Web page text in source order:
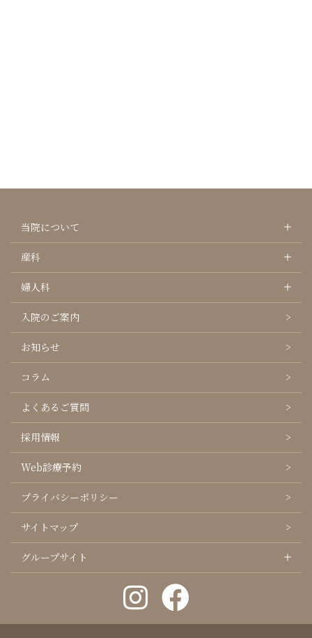
当院について
産科
婦人科
入院のご案内
お知らせ
コラム
よくあるご質問
採用情報
Web診療予約
プライバシーポリシー
サイトマップ
グループサイト